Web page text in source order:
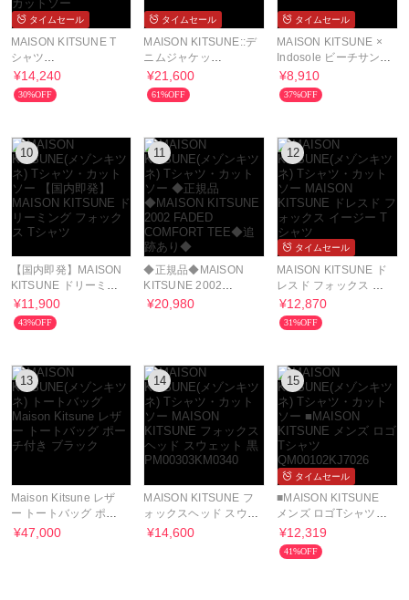
タイムセール
MAISON KITSUNE T
シャツ
MM00127KJ0118 半
袖 カットソー
¥14,240
30%OFF
タイムセール
MAISON KITSUNE::デ
ニムジャケッ
ト:M[RESALE]
¥21,600
61%OFF
タイムセール
MAISON KITSUNE ×
Indosole ビーチサンダ
ル
MSAFLPELBLABLA
¥8,910
37%OFF
10
【国内即発】MAISON
KITSUNE ドリーミン
グ フォックス Tシャツ
¥11,900
43%OFF
11
◆正規品◆MAISON
KITSUNE 2002
FADED COMFORT
¥20,980
12
タイムセール
MAISON KITSUNE ド
レスド フォックス イ
ージー Tシャツ
¥12,870
31%OFF
13
Maison Kitsune レザ
ー トートバッグ ポー
チ付き ブラック
¥47,000
14
MAISON KITSUNE フ
ォックスヘッド スウェ
ット 黒
¥14,600
15
タイムセール
■MAISON KITSUNE
メンズ ロゴTシャツ
QM00102KJ7026
¥12,319
41%OFF